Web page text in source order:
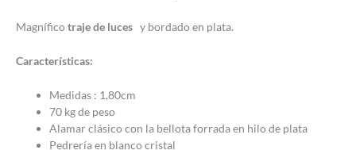
Magníficotraje de luces y bordado en plata.
Características:
Medidas : 1,80cm
70 kg de peso
Alamar clásico con la bellota forrada en hilo de plata
Pedrería en blanco cristal